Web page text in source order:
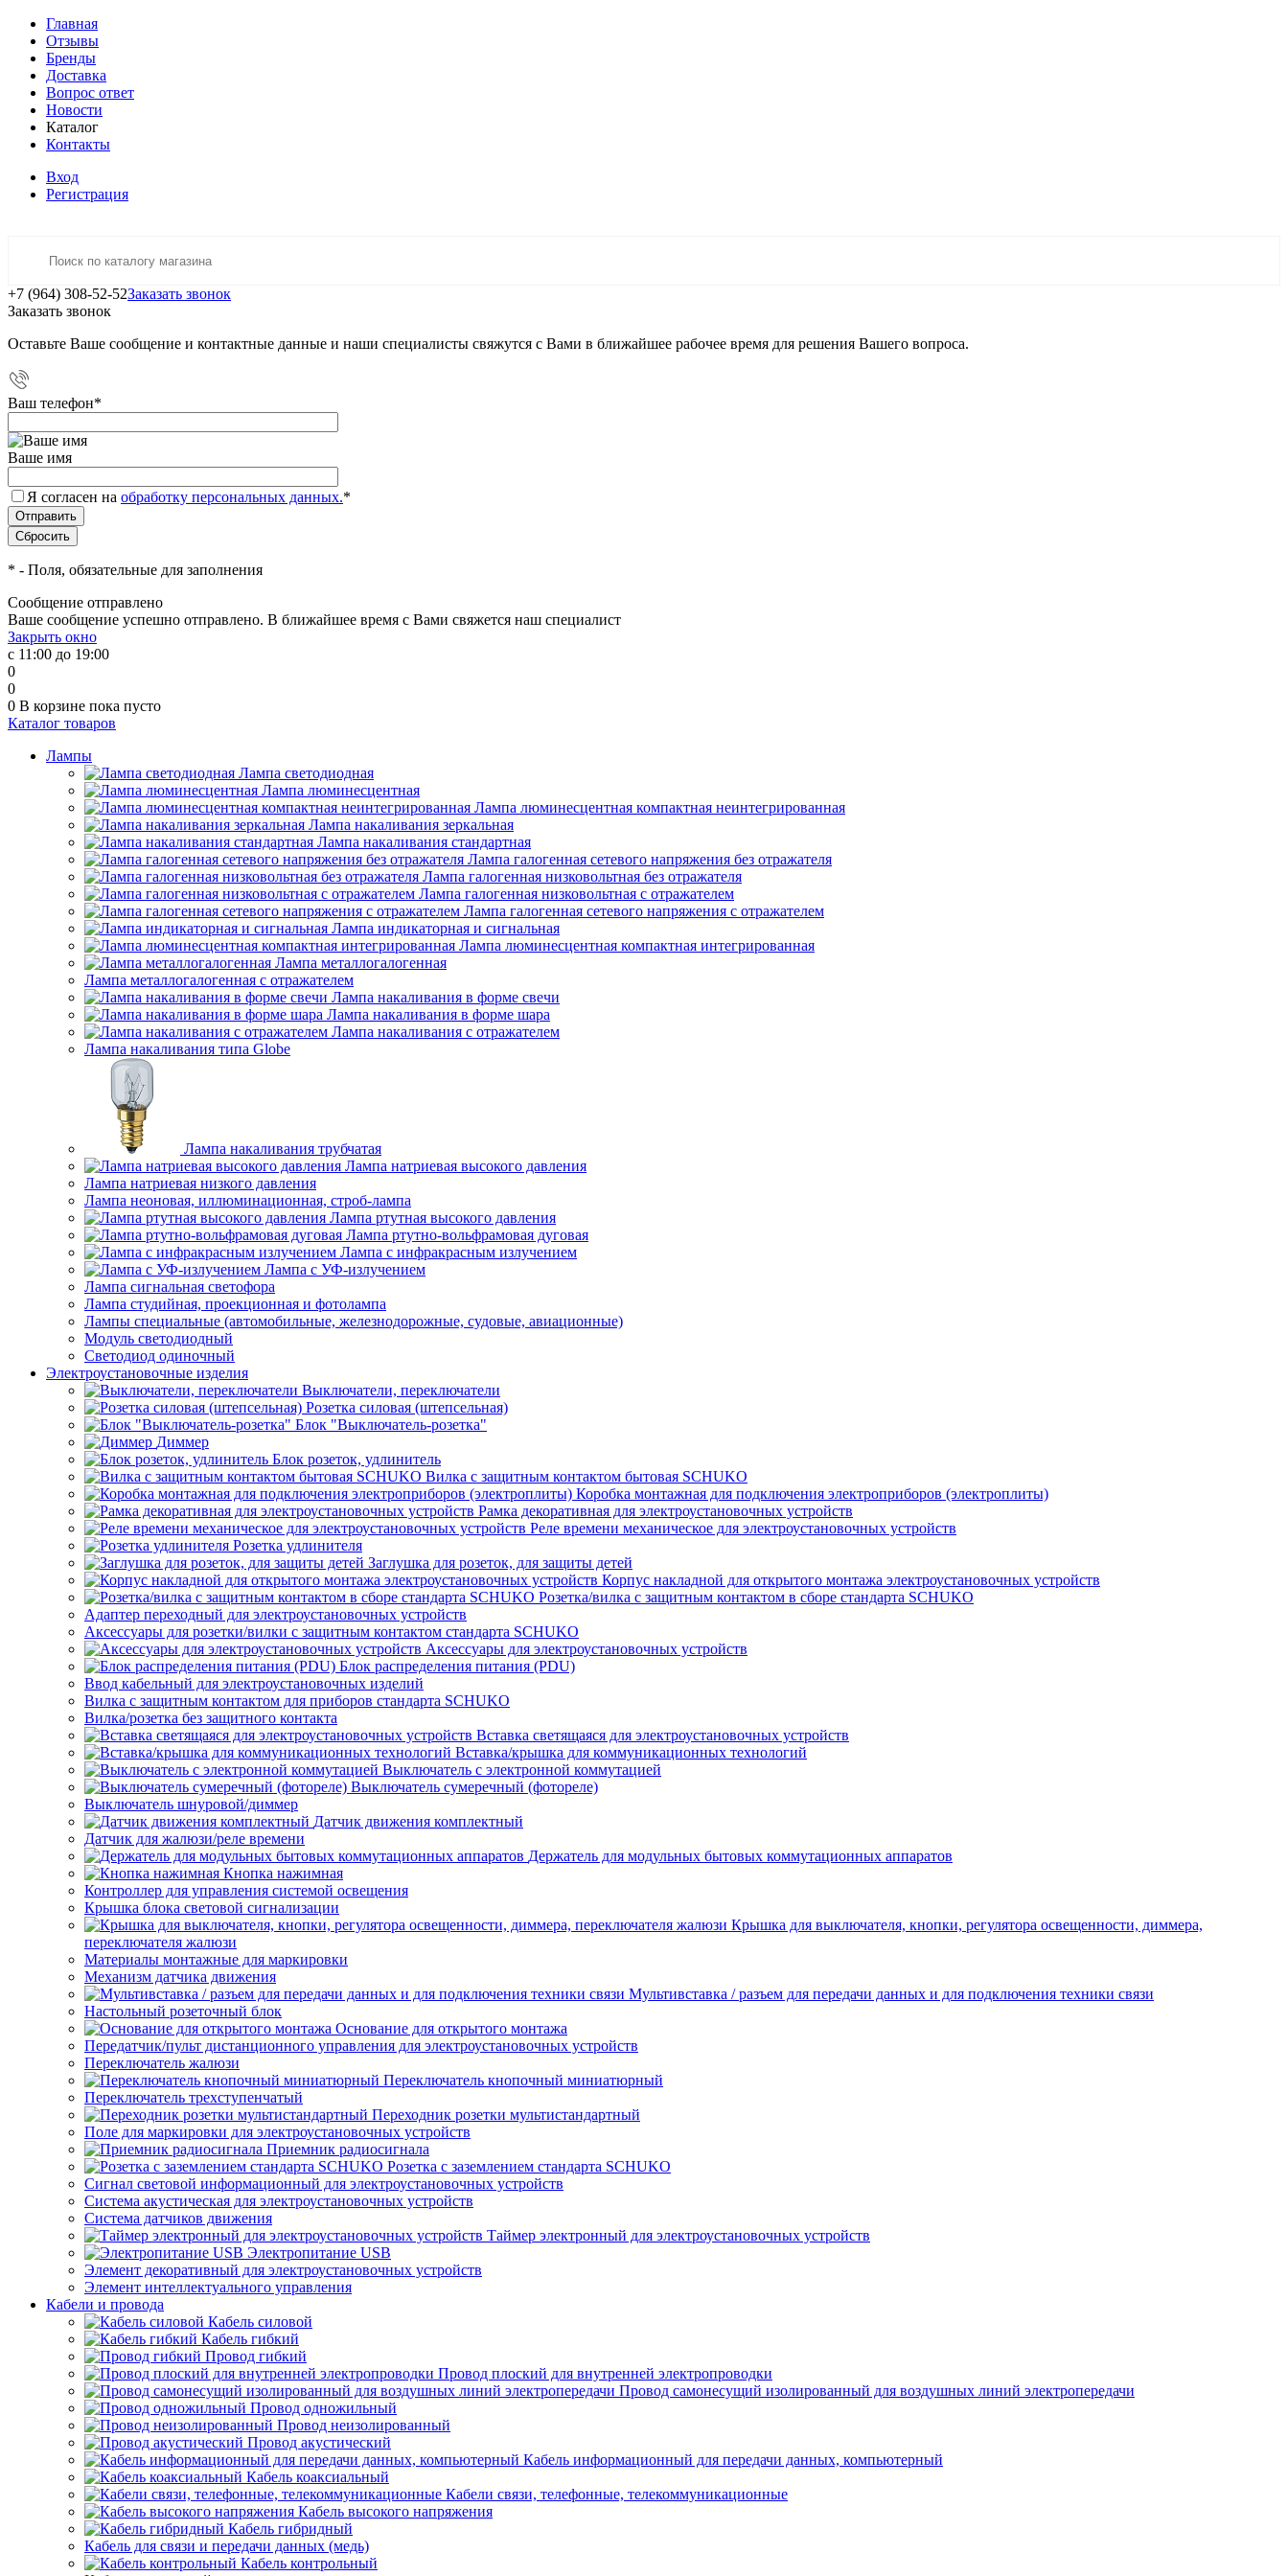
Главная
Отзывы
Бренды
Доставка
Вопрос ответ
Новости
Каталог
Контакты
Вход
Регистрация
+7 (964) 308-52-52Заказать звонок
Заказать звонок
Оставьте Ваше сообщение и контактные данные и наши специалисты свяжутся с Вами в ближайшее рабочее время для решения Вашего вопроса.
Ваш телефон*
Ваше имя
Я согласен на обработку персональных данных.*
* - Поля, обязательные для заполнения
Сообщение отправлено
Ваше сообщение успешно отправлено. В ближайшее время с Вами свяжется наш специалист
Закрыть окно
с 11:00 до 19:00
0
0
0 В корзине пока пусто
Каталог товаров
Лампы
Лампа светодиодная
Лампа люминесцентная
Лампа люминесцентная компактная неинтегрированная
Лампа накаливания зеркальная
Лампа накаливания стандартная
Лампа галогенная сетевого напряжения без отражателя
Лампа галогенная низковольтная без отражателя
Лампа галогенная низковольтная с отражателем
Лампа галогенная сетевого напряжения с отражателем
Лампа индикаторная и сигнальная
Лампа люминесцентная компактная интегрированная
Лампа металлогалогенная
Лампа металлогалогенная с отражателем
Лампа накаливания в форме свечи
Лампа накаливания в форме шара
Лампа накаливания с отражателем
Лампа накаливания типа Globe
Лампа накаливания трубчатая
Лампа натриевая высокого давления
Лампа натриевая низкого давления
Лампа неоновая, иллюминационная, строб-лампа
Лампа ртутная высокого давления
Лампа ртутно-вольфрамовая дуговая
Лампа с инфракрасным излучением
Лампа с УФ-излучением
Лампа сигнальная светофора
Лампа студийная, проекционная и фотолампа
Лампы специальные (автомобильные, железнодорожные, судовые, авиационные)
Модуль светодиодный
Светодиод одиночный
Электроустановочные изделия
Выключатели, переключатели
Розетка силовая (штепсельная)
Блок "Выключатель-розетка"
Диммер
Блок розеток, удлинитель
Вилка с защитным контактом бытовая SCHUKO
Коробка монтажная для подключения электроприборов (электроплиты)
Рамка декоративная для электроустановочных устройств
Реле времени механическое для электроустановочных устройств
Розетка удлинителя
Заглушка для розеток, для защиты детей
Корпус накладной для открытого монтажа электроустановочных устройств
Розетка/вилка с защитным контактом в сборе стандарта SCHUKO
Адаптер переходный для электроустановочных устройств
Аксессуары для розетки/вилки с защитным контактом стандарта SCHUKO
Аксессуары для электроустановочных устройств
Блок распределения питания (PDU)
Ввод кабельный для электроустановочных изделий
Вилка с защитным контактом для приборов стандарта SCHUKO
Вилка/розетка без защитного контакта
Вставка светящаяся для электроустановочных устройств
Вставка/крышка для коммуникационных технологий
Выключатель с электронной коммутацией
Выключатель сумеречный (фотореле)
Выключатель шнуровой/диммер
Датчик движения комплектный
Датчик для жалюзи/реле времени
Держатель для модульных бытовых коммутационных аппаратов
Кнопка нажимная
Контроллер для управления системой освещения
Крышка блока световой сигнализации
Крышка для выключателя, кнопки, регулятора освещенности, диммера,
переключателя жалюзи
Материалы монтажные для маркировки
Механизм датчика движения
Мультивставка / разъем для передачи данных и для подключения техники связи
Настольный розеточный блок
Основание для открытого монтажа
Передатчик/пульт дистанционного управления для электроустановочных устройств
Переключатель жалюзи
Переключатель кнопочный миниатюрный
Переключатель трехступенчатый
Переходник розетки мультистандартный
Поле для маркировки для электроустановочных устройств
Приемник радиосигнала
Розетка с заземлением стандарта SCHUKO
Сигнал световой информационный для электроустановочных устройств
Система акустическая для электроустановочных устройств
Система датчиков движения
Таймер электронный для электроустановочных устройств
Электропитание USB
Элемент декоративный для электроустановочных устройств
Элемент интеллектуального управления
Кабели и провода
Кабель силовой
Кабель гибкий
Провод гибкий
Провод плоский для внутренней электропроводки
Провод самонесущий изолированный для воздушных линий электропередачи
Провод одножильный
Провод неизолированный
Провод акустический
Кабель информационный для передачи данных, компьютерный
Кабель коаксиальный
Кабели связи, телефонные, телекоммуникационные
Кабель высокого напряжения
Кабель гибридный
Кабель для связи и передачи данных (медь)
Кабель контрольный